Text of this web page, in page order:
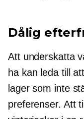
Dålig
Att underskatta
ha kan leda till
lager som inte
preferenser. Att